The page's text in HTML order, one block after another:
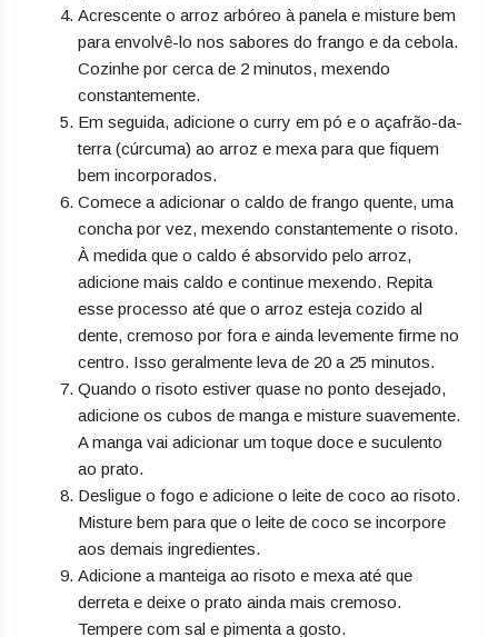
Acrescente o arroz arbóreo à panela e misture bem
para envolvê-lo nos sabores do frango e da cebola.
Cozinhe por cerca de 2 minutos, mexendo
constantemente.
Em seguida, adicione o curry em pó e o açafrão-da-
terra (cúrcuma) ao arroz e mexa para que fiquem
bem incorporados.
Comece a adicionar o caldo de frango quente, uma
concha por vez, mexendo constantemente o risoto.
À medida que o caldo é absorvido pelo arroz,
adicione mais caldo e continue mexendo. Repita
esse processo até que o arroz esteja cozido al
dente, cremoso por fora e ainda levemente firme no
centro. Isso geralmente leva de 20 a 25 minutos.
Quando o risoto estiver quase no ponto desejado,
adicione os cubos de manga e misture suavemente.
A manga vai adicionar um toque doce e suculento
ao prato.
Desligue o fogo e adicione o leite de coco ao risoto.
Misture bem para que o leite de coco se incorpore
aos demais ingredientes.
Adicione a manteiga ao risoto e mexa até que
derreta e deixe o prato ainda mais cremoso.
Tempere com sal e pimenta a gosto.